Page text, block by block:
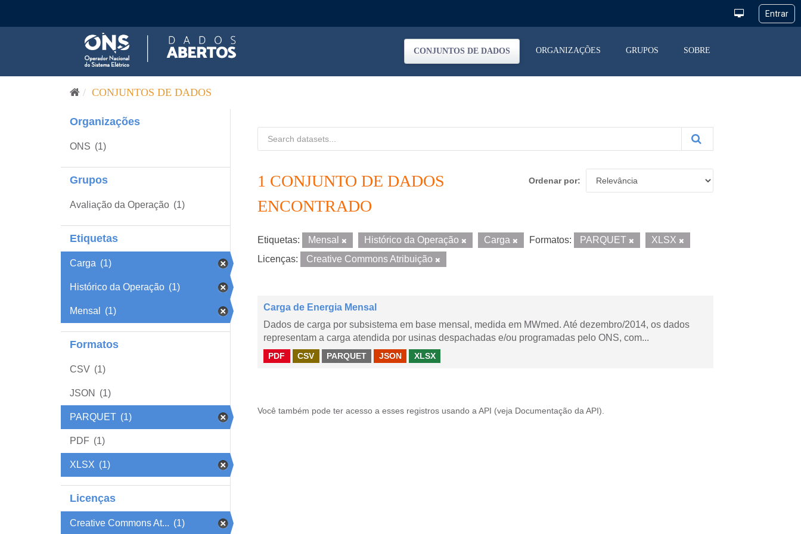
CONJUNTOS DE DADOS ORGANIZAÇÕES GRUPOS SOBRE
CONJUNTOS DE DADOS
Organizações
ONS (1)
Grupos
Avaliação da Operação (1)
Etiquetas
Carga (1)
Histórico da Operação (1)
Mensal (1)
Formatos
CSV (1)
JSON (1)
PARQUET (1)
PDF (1)
XLSX (1)
Licenças
Creative Commons At... (1)
Ordenar por
1 CONJUNTO DE DADOS
ENCONTRADO
Etiquetas: Mensal Histórico da Operação Carga Formatos: PARQUET
XLSX
Licenças:
Creative Commons Atribuição
Carga de Energia Mensal
Dados de carga por subsistema em base mensal, medida em MWmed. Até dezembro/2014, os dados
representam a carga atendida por usinas despachadas e/ou programadas pelo ONS, com...
PDF CSV PARQUET JSON XLSX
Você também pode ter acesso a esses registros usando a API (veja Documentação da API ).